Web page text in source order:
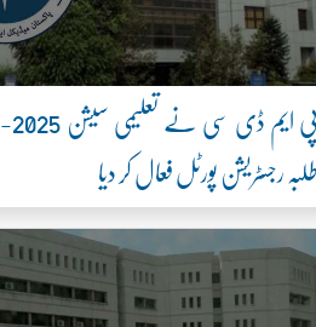
رجسٹریشن پورٹل فعال کر دیا